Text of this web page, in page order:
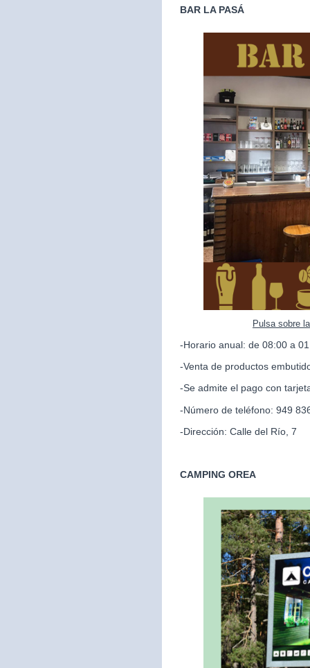
BAR LA PASÁ
Pulsa sobre
-Horario anual: de 08:00 a
-Venta de productos
-Se admite el pago con
-Número de teléfono: 949
-Dirección: Calle del Río, 7
CAMPING OREA